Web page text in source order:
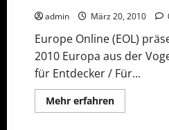
admin März 20, 2010
Europe Online (EOL)
2010 Europa aus der
für Entdecker / Für...
Mehr erfahrenMehr